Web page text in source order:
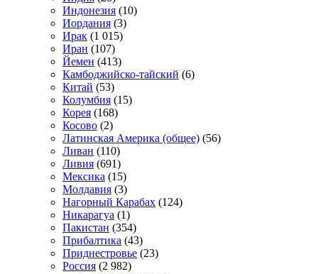
Индонезия (10)
Иордания (3)
Ирак (1 015)
Иран (107)
Йемен (413)
Камбоджийско-тайский (6)
Китай (53)
Колумбия (15)
Корея (168)
Косово (2)
Латинская Америка (общее) (56)
Ливан (110)
Ливия (691)
Мексика (15)
Молдавия (3)
Нагорный Карабах (124)
Никарагуа (1)
Пакистан (354)
Прибалтика (43)
Приднестровье (23)
Россия (2 982)